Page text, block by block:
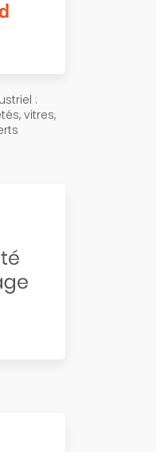
:
vitres,